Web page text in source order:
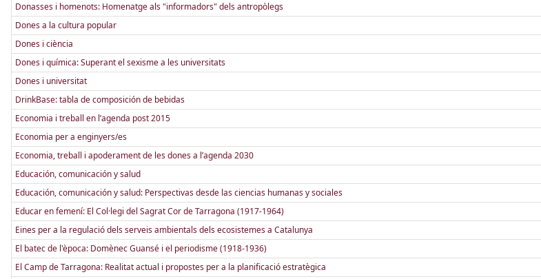
Donasses i homenots: Homenatge als "informadors" dels antropòlegs
Dones a la cultura popular
Dones i ciència
Dones i química: Superant el sexisme a les universitats
Dones i universitat
DrinkBase: tabla de composición de bebidas
Economia i treball en l’agenda post 2015
Economia per a enginyers/es
Economia, treball i apoderament de les dones a l’agenda 2030
Educación, comunicación y salud
Educación, comunicación y salud: Perspectivas desde las ciencias humanas y sociales
Educar en femení: El Col·legi del Sagrat Cor de Tarragona (1917-1964)
Eines per a la regulació dels serveis ambientals dels ecosistemes a Catalunya
El batec de l'època: Domènec Guansé i el periodisme (1918-1936)
El Camp de Tarragona: Realitat actual i propostes per a la planificació estratègica